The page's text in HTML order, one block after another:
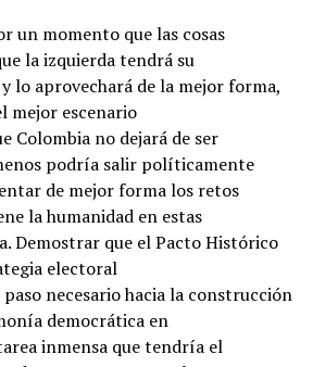
un momento que las cosas
la izquierda tendrá su
lo aprovechará de la mejor forma,
mejor escenario
Colombia no dejará de ser
podría salir políticamente
de mejor forma los retos
la humanidad en estas
Demostrar que el Pacto Histórico
electoral
necesario hacia la construcción
democrática en
inmensa que tendría el